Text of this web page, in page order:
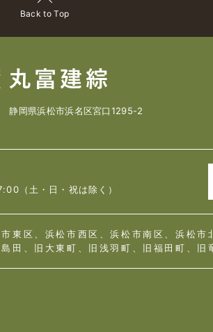
Back to Top
岡県浜松市浜名区宮口1295-2
（土・日・祝は除く）
東区、浜松市西区、浜松市南区、浜松市
田、旧大東町、旧浅羽町、旧福田町、旧